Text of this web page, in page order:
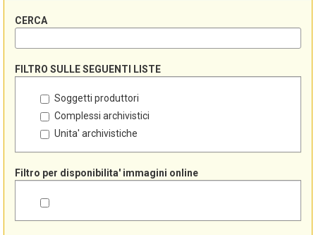
CERCA
FILTRO SULLE SEGUENTI LISTE
Soggetti produttori
Complessi archivistici
Unita' archivistiche
Filtro per disponibilita' immagini online